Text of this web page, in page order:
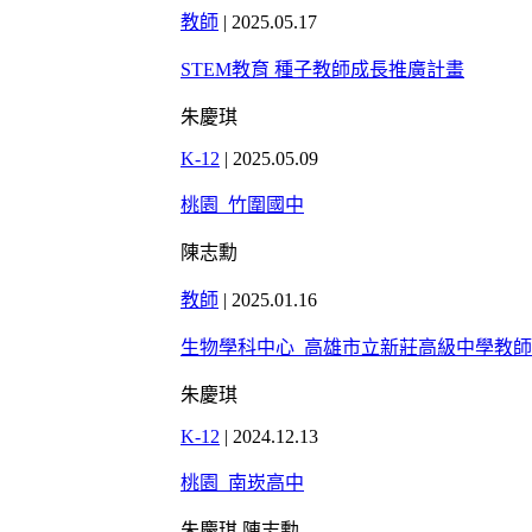
教師 | 2025.05.17
STEM教育 種子教師成長推廣計畫
朱慶琪
K-12 | 2025.05.09
桃園_竹圍國中
陳志勳
教師 | 2025.01.16
生物學科中心_高雄市立新莊高級中學教
朱慶琪
K-12 | 2024.12.13
桃園_南崁高中